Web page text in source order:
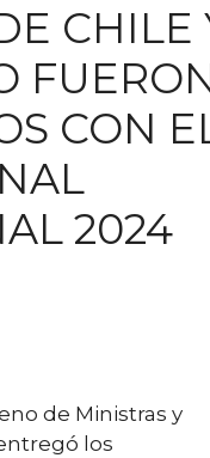
CHILE
CON
2024
de Ministras y
los